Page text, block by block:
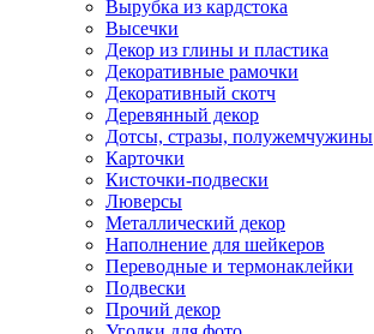
Вырубка из кардстока
Высечки
Декор из глины и пластика
Декоративные рамочки
Декоративный скотч
Деревянный декор
Дотсы, стразы, полужемчужины
Карточки
Кисточки-подвески
Люверсы
Металлический декор
Наполнение для шейкеров
Переводные и термонаклейки
Подвески
Прочий декор